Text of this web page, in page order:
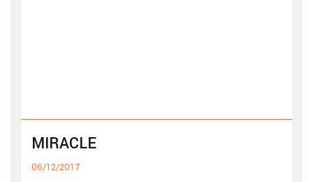
MIRACLE
06/12/2017